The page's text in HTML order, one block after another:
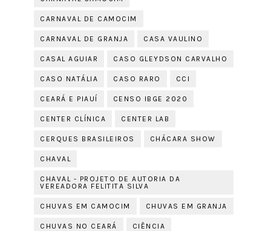
CARNAVAL DE CAMOCIM
CARNAVAL DE GRANJA CASA VAULINO
CASAL AGUIAR CASO GLEYDSON CARVALHO
CASO NATÁLIA CASO RARO CCI
CEARÁ E PIAUÍ CENSO IBGE 2020
CENTER CLÍNICA CENTER LAB
CERQUES BRASILEIROS CHÁCARA SHOW
CHAVAL
CHAVAL - PROJETO DE AUTORIA DA
VEREADORA FELITITA SILVA
CHUVAS EM CAMOCIM CHUVAS EM GRANJA
CHUVAS NO CEARÁ CIÊNCIA